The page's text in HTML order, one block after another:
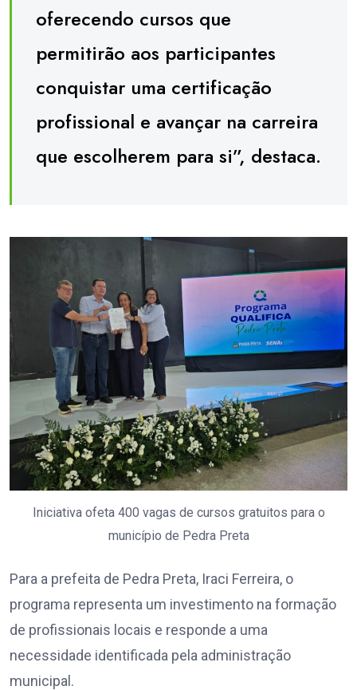
oferecendo cursos que
permitirão aos participantes
conquistar uma certificação
profissional e avançar na carreira
que escolherem para si”, destaca.
Iniciativa ofeta 400 vagas de cursos gratuitos para o
município de Pedra Preta
Para a prefeita de Pedra Preta, Iraci Ferreira, o
programa representa um investimento na formação
de profissionais locais e responde a uma
necessidade identificada pela administração
municipal.